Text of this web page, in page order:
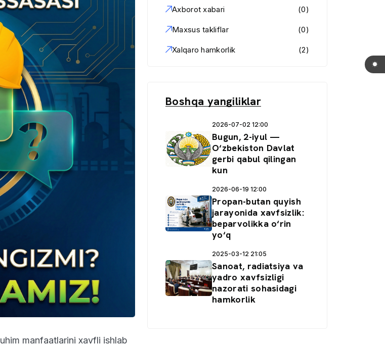
manfaatlarini xavfli ishlab
Axborot xabari (0)
Maxsus takliflar (0)
Xalqaro hamkorlik (2)
Boshqa yangiliklar
2026-07-02 12:00
Bugun, 2-iyul —
O‘zbekiston Davlat
gerbi qabul qilingan
kun
2026-06-19 12:00
Propan-butan quyish
jarayonida xavfsizlik:
beparvolikka o‘rin
yo‘q
2025-03-12 21:05
Sanoat, radiatsiya va
yadro xavfsizligi
nazorati sohasidagi
hamkorlik